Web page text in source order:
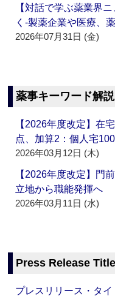
【対話で学ぶ薬業界
く‐製薬企業や医療、
2026年07月31日 (金)
薬事キーワード解説
【2026年度改定】在
点、加算2：個人宅
2026年03月12日 (木)
【2026年度改定】門
立地から職能発揮へ
2026年03月11日 (水)
Press Release
プレスリリース・タ